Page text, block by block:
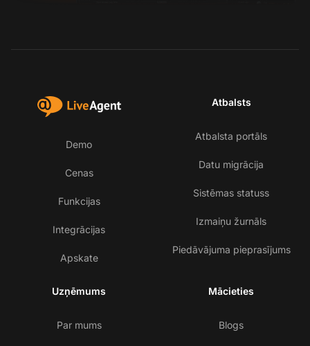
Demo
Cenas
Funkcijas
Integrācijas
Apskate
Atbalsts
Atbalsta portāls
Datu migrācija
Sistēmas statuss
Izmaiņu žurnāls
Piedāvājuma pieprasījums
Uzņēmums
Par mums
Mācieties
Blogs